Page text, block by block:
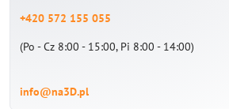
+420 572 155 055
(Po - Cz 8:00 - 15:00, Pi 8:00 - 14:00)
info@na3D.pl